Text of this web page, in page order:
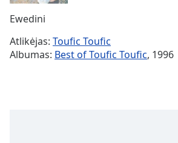
Duration-:-
Loaded:
Stream
TypeLIVE
Ewedini
Atlikėjas: Toufic Toufic
Albumas: Best of Toufic Toufic, 1996